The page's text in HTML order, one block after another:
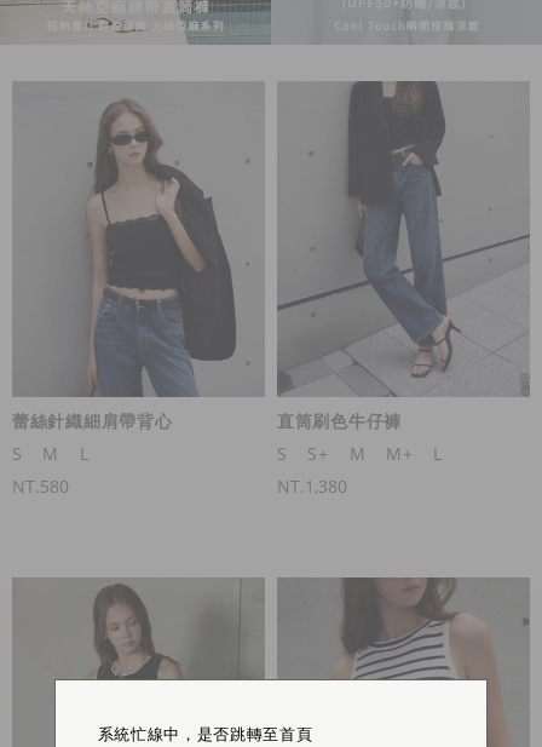
蕾絲針織細肩帶背心
S
M
L
NT.580
直筒刷色牛仔褲
S
S+ M M+
L
NT.1,380
此商品銷售一空 ♡ 感謝熱烈支持
系統忙線中，是否跳轉至首頁
系統忙線中，是否跳轉至首頁
系統忙線中，是否跳轉至首頁